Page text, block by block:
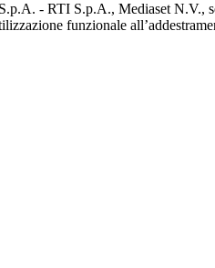
- RTI S.p.A., Mediaset N.V.,
funzionale